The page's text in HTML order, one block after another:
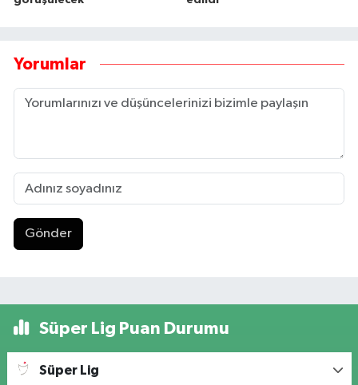
Yorumlar
Gönder
Süper Lig Puan Durumu
Süper Lig